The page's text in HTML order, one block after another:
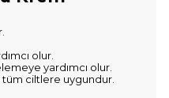
olur.
yardımcı olur.
ciltlere uygundur.